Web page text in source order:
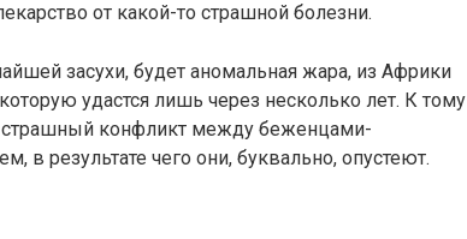
от какой-то страшной болезни.
засухи, будет аномальная жара, из Африки
удастся лишь через несколько лет. К тому
страшный конфликт между беженцами-
в результате чего они, буквально, опустеют.